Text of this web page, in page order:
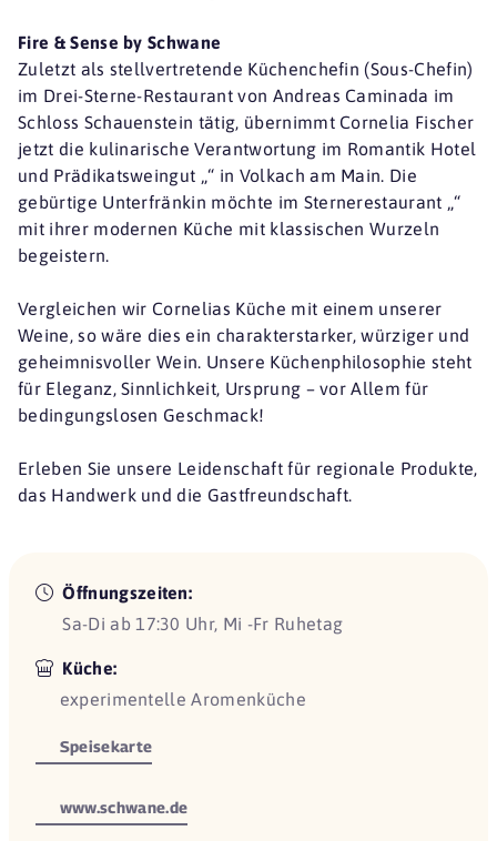
Fire & Sense by Schwane
Zuletzt als stellvertretende Küchenchefin (Sous-Chefin)
im Drei-Sterne-Restaurant von Andreas Caminada im
Schloss Schauenstein tätig, übernimmt Cornelia Fischer
jetzt die kulinarische Verantwortung im Romantik Hotel
und Prädikatsweingut „“ in Volkach am Main. Die
gebürtige Unterfränkin möchte im Sternerestaurant „“
mit ihrer modernen Küche mit klassischen Wurzeln
begeistern.
Vergleichen wir Cornelias Küche mit einem unserer
Weine, so wäre dies ein charakterstarker, würziger und
geheimnisvoller Wein. Unsere Küchenphilosophie steht
für Eleganz, Sinnlichkeit, Ursprung – vor Allem für
bedingungslosen Geschmack!
Erleben Sie unsere Leidenschaft für regionale Produkte,
das Handwerk und die Gastfreundschaft.
Öffnungszeiten:
Sa-Di ab 17:30 Uhr, Mi -Fr Ruhetag
Küche:
experimentelle Aromenküche
Speisekarte
www.schwane.de